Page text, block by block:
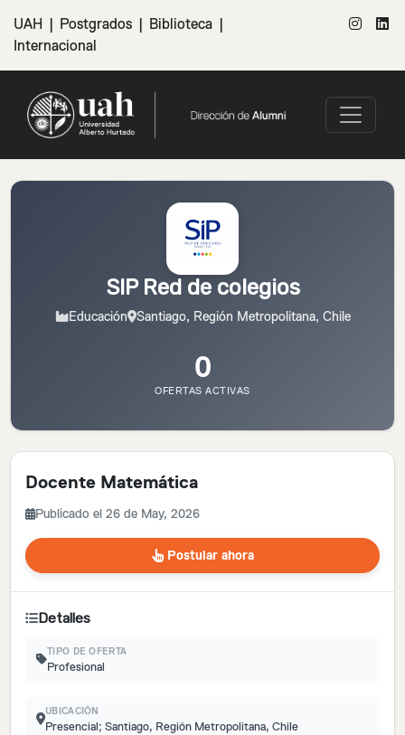
UAH Postgrados Biblioteca
Internacional
SIP Red de colegios
Educación Santiago, Región Metropolitana, Chile
0
OFERTAS ACTIVAS
Docente Matemática
Publicado el 26 de May, 2026
Postular ahora
Detalles
TIPO DE OFERTA
Profesional
UBICACIÓN
Presencial; Santiago, Región Metropolitana, Chile